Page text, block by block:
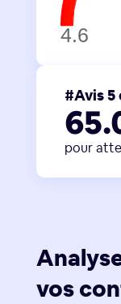
#Avis 5
pour
vos